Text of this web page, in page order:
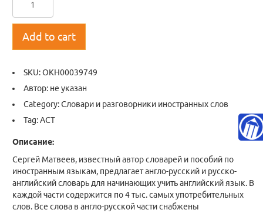
Add to cart
SKU:ОКН00039749
Автор: не указан
Category:Словари и разговорники иностранных слов
Tag:АСТ
Описание:
Сергей Матвеев, известный автор словарей и пособий по
иностранным языкам, предлагает англо-русский и русско-
английский словарь для начинающих учить английский язык. В
каждой части содержится по 4 тыс. самых употребительных
слов. Все слова в англо-русской части снабжены